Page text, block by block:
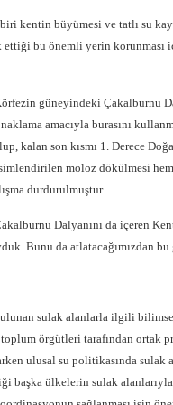
kentin büyümesi ve tatlı su
ettiği bu önemli yerin
güneyindeki Çakalburnu
amacıyla burasını
kalan son kısmı 1. Derece
moloz dökülmesi
durdurulmuştur.
Dalyanını da içeren
Bunu da
sulak alanlarla ilgili
örgütleri tarafından ortak
ulusal su politikasında sulak
başka ülkelerin sulak